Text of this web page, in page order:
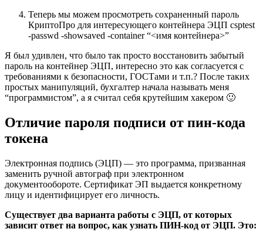
Теперь мы можем просмотреть сохраненный пароль
КриптоПро для интересующего контейнера ЭЦП csptest
-passwd -showsaved -container “<имя контейнера>”
Я был удивлен, что было так просто восстановить забытый
пароль на контейнер ЭЦП, интересно это как согласуется с
требованиями к безопасности, ГОСТами и т.п.? После таких
простых манипуляций, бухгалтер начала называть меня
“программистом”, а я считал себя крутейшим хакером 🙂
Отличие пароля подписи от пин-кода
токена
Электронная подпись (ЭЦП) — это программа, призванная
заменить ручной автограф при электронном
документообороте. Сертификат ЭП выдается конкретному
лицу и идентифицирует его личность.
Существует два варианта работы с ЭЦП, от которых
зависит ответ на вопрос, как узнать ПИН-код от ЭЦП. Это: